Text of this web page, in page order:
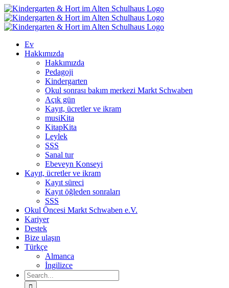
Skip
to
content
Ev
Hakkımızda
Hakkımızda
Pedagoji
Kindergarten
Okul sonrası bakım merkezi Markt Schwaben
Açık gün
Kayıt, ücretler ve ikram
musiKita
KitapKita
Leylek
SSS
Sanal tur
Ebeveyn Konseyi
Kayıt, ücretler ve ikram
Kayıt süreci
Kayıt öğleden sonraları
SSS
Okul Öncesi Markt Schwaben e.V.
Kariyer
Destek
Bize ulaşın
Türkçe
Almanca
İngilizce
Search
for: